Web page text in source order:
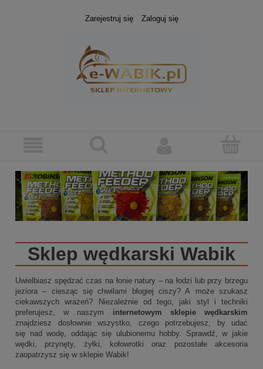
Zarejestruj się Zaloguj się
Sklep wędkarski Wabik
Uwielbiasz spędzać czas na łonie natury – na łodzi lub przy brzegu
jeziora – ciesząc się chwilami błogiej ciszy? A może szukasz
ciekawszych wrażeń? Niezależnie od tego, jaki styl i techniki
preferujesz, w naszym internetowym sklepie wędkarskim
znajdziesz dosłownie wszystko, czego potrzebujesz, by udać
się nad wodę, oddając się ulubionemu hobby. Sprawdź, w jakie
wędki, przynęty, żyłki, kołowrotki oraz pozostałe akcesoria
zaopatrzysz się w sklepie Wabik!